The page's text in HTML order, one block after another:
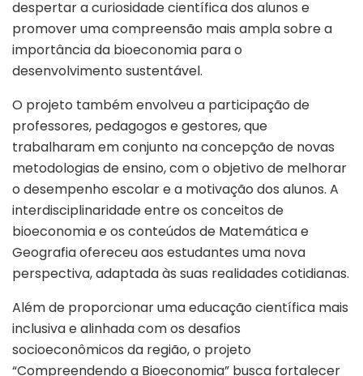
despertar a curiosidade científica dos alunos e
promover uma compreensão mais ampla sobre a
importância da bioeconomia para o
desenvolvimento sustentável.
O projeto também envolveu a participação de
professores, pedagogos e gestores, que
trabalharam em conjunto na concepção de novas
metodologias de ensino, com o objetivo de melhorar
o desempenho escolar e a motivação dos alunos. A
interdisciplinaridade entre os conceitos de
bioeconomia e os conteúdos de Matemática e
Geografia ofereceu aos estudantes uma nova
perspectiva, adaptada às suas realidades cotidianas.
Além de proporcionar uma educação científica mais
inclusiva e alinhada com os desafios
socioeconômicos da região, o projeto
“Compreendendo a Bioeconomia” busca fortalecer